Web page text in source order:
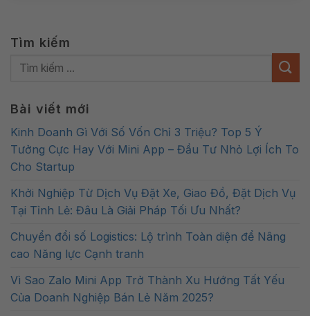
Tìm kiếm
Bài viết mới
Kinh Doanh Gì Với Số Vốn Chỉ 3 Triệu? Top 5 Ý
Tưởng Cực Hay Với Mini App – Đầu Tư Nhỏ Lợi Ích To
Cho Startup
Khởi Nghiệp Từ Dịch Vụ Đặt Xe, Giao Đồ, Đặt Dịch Vụ
Tại Tỉnh Lẻ: Đâu Là Giải Pháp Tối Ưu Nhất?
Chuyển đổi số Logistics: Lộ trình Toàn diện để Nâng
cao Năng lực Cạnh tranh
Vì Sao Zalo Mini App Trở Thành Xu Hướng Tất Yếu
Của Doanh Nghiệp Bán Lẻ Năm 2025?